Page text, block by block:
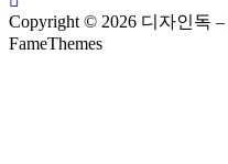
Copyright © 2026 디자인독 –
FameThemes